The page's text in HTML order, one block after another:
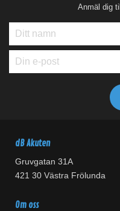
Anmäl dig
dB Akuten
Gruvgatan 31A
421 30 Västra Frölunda
Om oss